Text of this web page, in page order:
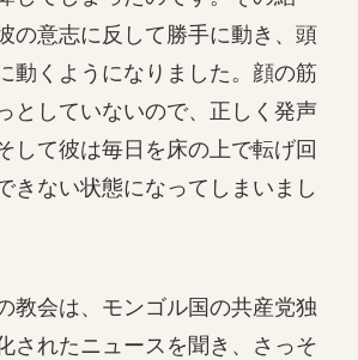
の意志に反して勝手に動き、頭
動くようになりました。顔の筋
としていないので、正しく発声
して彼は毎日を床の上で転げ回
きない状態になってしまいまし
教会は、モンゴル国の共産党独
されたニュースを聞き、さっそ